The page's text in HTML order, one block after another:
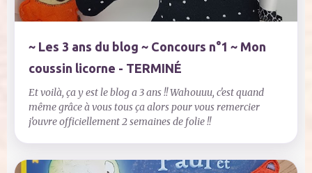
~ Les 3 ans du blog ~ Concours n°1 ~ Mon
coussin licorne - TERMINÉ
Et voilà, ça y est le blog a 3 ans !! Wahouuu, c'est quand
même grâce à vous tous ça alors pour vous remercier
j'ouvre officiellement 2 semaines de folie !!